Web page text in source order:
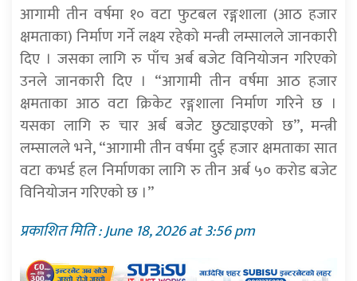
आगामी तीन वर्षमा १० वटा फुटबल रङ्गशाला (आठ हजार
क्षमताका) निर्माण गर्ने लक्ष्य रहेको मन्त्री लम्सालले जानकारी
दिए । जसका लागि रु पाँच अर्ब बजेट विनियोजन गरिएको
उनले जानकारी दिए । “आगामी तीन वर्षमा आठ हजार
क्षमताका आठ वटा क्रिकेट रङ्गशाला निर्माण गरिने छ ।
यसका लागि रु चार अर्ब बजेट छुट्याइएको छ”, मन्त्री
लम्सालले भने, “आगामी तीन वर्षमा दुई हजार क्षमताका सात
वटा कभर्ड हल निर्माणका लागि रु तीन अर्ब ५० करोड बजेट
विनियोजन गरिएको छ ।”
प्रकाशित मिति : June 18, 2026 at 3:56 pm